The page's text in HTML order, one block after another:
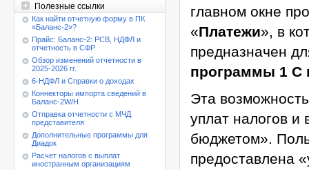
Полезные ссылки
Как найти отчетную форму в ПК
«Баланс-2»?
Прайс: Баланс-2: РСВ, НДФЛ и
отчетность в СФР
Обзор изменений отчетности в
2025-2026 гг.
6-НДФЛ и Справки о доходах
Коннекторы импорта сведений в
Баланс-2W/Н
Отправка отчетности с МЧД
представителя
Дополнительные программы для
Диадок
Расчет налогов с выплат
иностранным организациям
главном окне
«Платежи», в
предназначен
программы 1 С
Эта
уплат налогов и
бюджетом».
предоставлена